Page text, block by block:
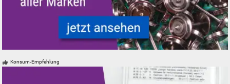
Konsum-Empfehlung